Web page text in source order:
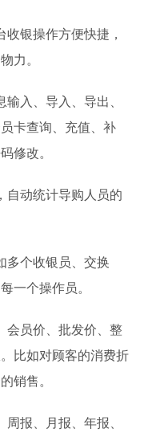
银操作方便快捷，
力。
入、导入、导出、
卡查询、充值、补
修改。
动统计导购人员的
个收银员、交换
一个操作员。
员价、批发价、整
比如对顾客的消费折
销售。
报、月报、年报、